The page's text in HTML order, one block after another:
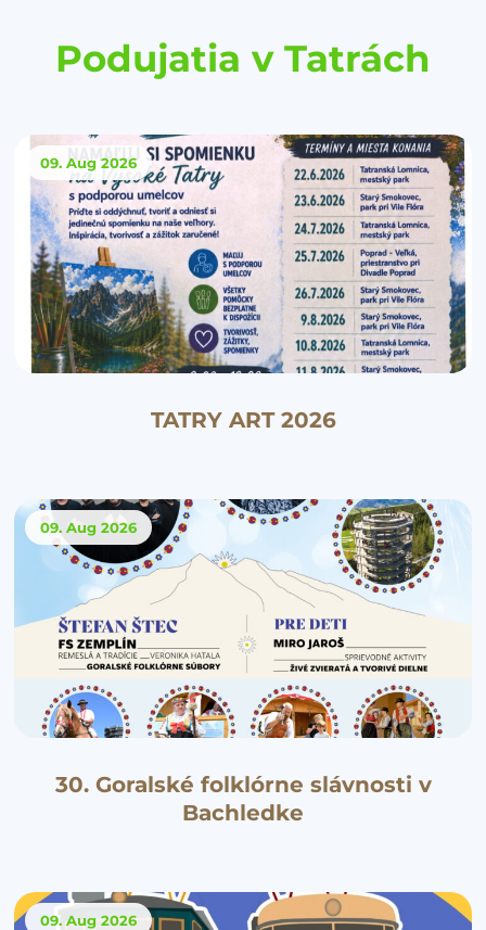
Podujatia v Tatrách
09. Aug 2026
TATRY ART 2026
09. Aug 2026
30. Goralské folklórne slávnosti v
Bachledke
09. Aug 2026